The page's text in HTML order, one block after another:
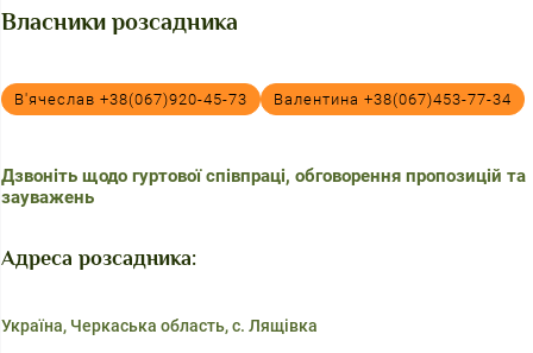
Власники розсадника
В'ячеслав +38(067)920-45-73 Валентина +38(067)453-77-34
Дзвоніть щодо гуртової співпраці, обговорення пропозицій та
зауважень
Адреса розсадника:
Україна, Черкаська область, с. Лящівка